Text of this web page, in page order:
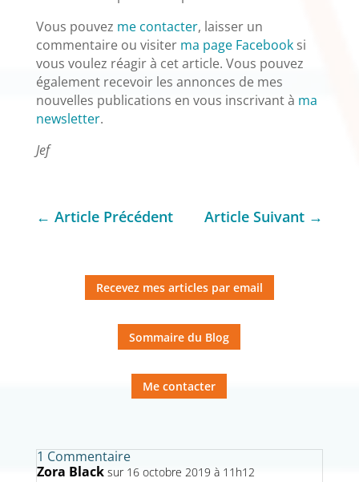
Vous pouvez me contacter, laisser un
commentaire ou visiter ma page Facebooksi
vous voulez réagir à cet article. Vous pouvez
également recevoir les annonces de mes
nouvelles publications en vous inscrivant à ma
newsletter.
Jef
← Article Précédent Article Suivant →
Recevez mes articles par email
Sommaire du Blog
Me contacter
1 Commentaire
Zora Black sur 16 octobre 2019 à 11h12